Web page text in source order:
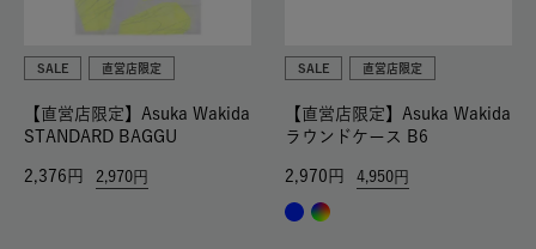
SALE 直営店限定
【直営店限定】Asuka Wakida
STANDARD BAGGU
2,970
2,376
SALE 直営店限定
【直営店限定】Asuka Wakida
ラウンドケース B6
4,950
2,970